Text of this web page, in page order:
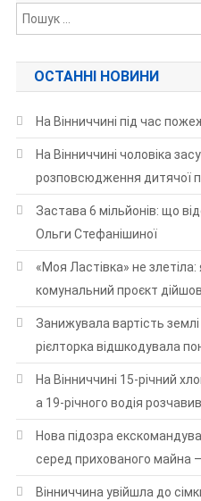
ОСТАННІ НОВИНИ
На Вінниччині під час
На Вінниччині чоловіка
розповсюдження дитячої
Застава 6 мільйонів: що
Ольги Стефанішиної
«Моя Ластівка» не злетіла:
комунальний проєкт
Занижувала вартість
рієлторка відшкодувала
На Вінниччині 15-річний
а 19-річного водія
Нова підозра
серед прихованого майна —
Вінниччина увійшла до